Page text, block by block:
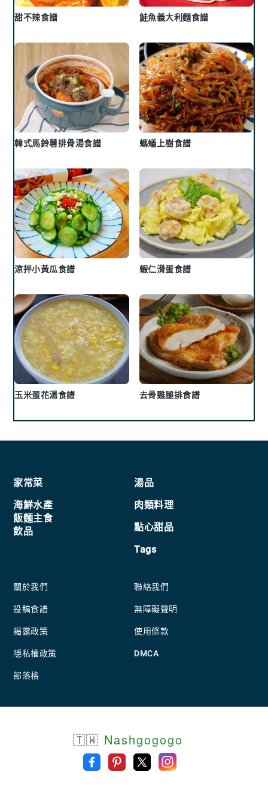
甜不辣食譜 鮭魚義大利麵食譜
韓式馬鈴薯排骨湯食譜 螞蟻上樹食譜
涼拌小黃瓜食譜 蝦仁滑蛋食譜
玉米蛋花湯食譜 去骨雞腿排食譜
家常菜
海鮮水產
飯麵主食
飲品
湯品
肉類料理
點心甜品
Tags
關於我們
投稿食譜
揭露政策
隱私權政策
部落格
聯絡我們
無障礙聲明
使用條款
DMCA
🇹🇼 Nashgogogo